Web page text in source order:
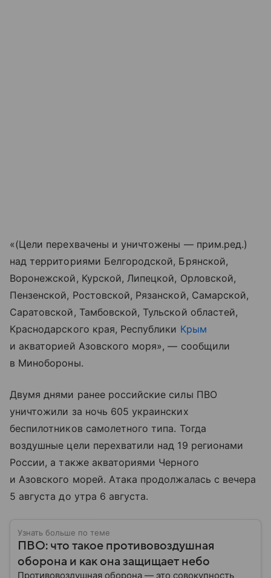
«(Цели перехвачены и уничтожены — прим.ред.)
над территориями Белгородской, Брянской,
Воронежской, Курской, Липецкой, Орловской,
Пензенской, Ростовской, Рязанской, Самарской,
Саратовской, Тамбовской, Тульской областей,
Краснодарского края, Республики Крым
и акваторией Азовского моря», — сообщили
в Минобороны.
Двумя днями ранее российские силы ПВО
уничтожили за ночь 605 украинских
беспилотников самолетного типа. Тогда
воздушные цели перехватили над 19 регионами
России, а также акваториями Черного
и Азовского морей. Атака продолжалась с вечера
5 августа до утра 6 августа.
Узнать больше по теме
ПВО: что такое противовоздушная
оборона и как она защищает небо
Противовоздушная оборона — это совокупность